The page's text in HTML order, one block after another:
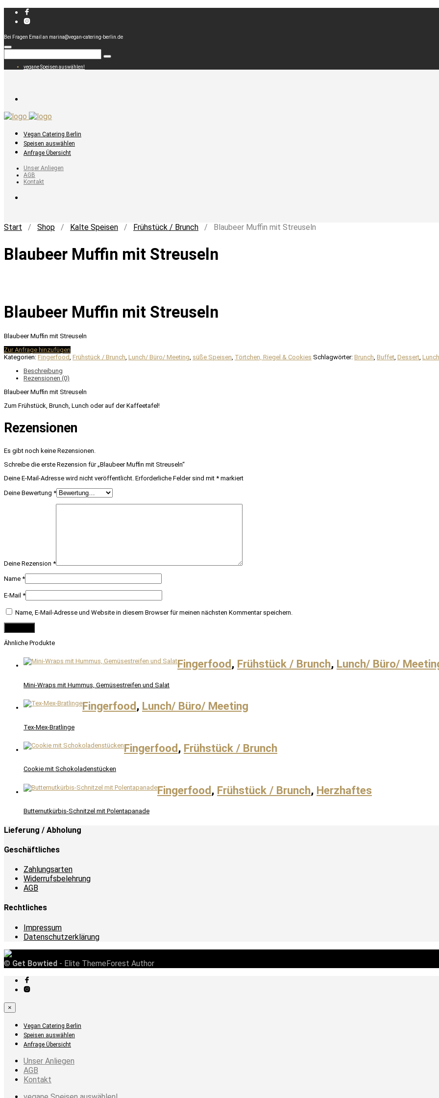
Bei Fragen Email an marina@vegan-catering-berlin.de
vegane Speisen auswählen!
Vegan Catering Berlin
Speisen auswählen
Anfrage Übersicht
Unser Anliegen
AGB
Kontakt
Start / Shop / Kalte Speisen / Frühstück / Brunch / Blaubeer Muffin mit Streuseln
Blaubeer Muffin mit Streuseln
Blaubeer Muffin mit Streuseln
Blaubeer Muffin mit Streuseln
Zur Anfrage hinzufügen
Kategorien: Fingerfood, Frühstück / Brunch, Lunch/ Büro/ Meeting, süße Speisen, Törtchen, Riegel & Cookies Schlagwörter: Brunch, Buffet, Dessert, Lunch
Beschreibung
Rezensionen (0)
Blaubeer Muffin mit Streuseln
Zum Frühstück, Brunch, Lunch oder auf der Kaffeetafel!
Rezensionen
Es gibt noch keine Rezensionen.
Schreibe die erste Rezension für „Blaubeer Muffin mit Streuseln“
Deine E-Mail-Adresse wird nicht veröffentlicht. Erforderliche Felder sind mit * markiert
Deine Bewertung *
Deine Rezension *
Name *
E-Mail *
Name, E-Mail-Adresse und Website in diesem Browser für meinen nächsten Kommentar speichern.
Ähnliche Produkte
Fingerfood , Frühstück / Brunch, Lunch/ Büro/
Mini-Wraps mit Hummus, Gemüsestreifen und Salat
Fingerfood , Lunch/ Büro/ Meeting
Tex-Mex-Bratlinge
Fingerfood, Frühstück / Brunch
Cookie mit Schokoladenstücken
Fingerfood, Frühstück / Brunch, Herzhaftes
Butternutkürbis-Schnitzel mit Polentapanade
Lieferung / Abholung
Geschäftliches
Zahlungsarten
Widerrufsbelehrung
AGB
Rechtliches
Impressum
Datenschutzerklärung
© Get Bowtied - Elite ThemeForest Author
×
Vegan Catering Berlin
Speisen auswählen
Anfrage Übersicht
Unser Anliegen
AGB
Kontakt